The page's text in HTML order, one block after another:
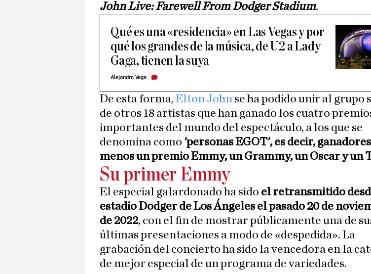
John Live: Farewell From Dodger Stadium.
Qué es una «residencia» en Las Vegas y por
qué los grandes de la música, de U2 a Lady
Gaga, tienen la suya
Alejandro Vega
De esta forma, Elton John se ha podido unir al grupo
de otros 18 artistas que han ganado los cuatro
importantes del mundo del espectáculo, a los que se
denomina como 'personas EGOT', es decir,
menos un premio Emmy, un Grammy, un Oscar y un
Su primer Emmy
El especial galardonado ha sido el retransmitido
estadio Dodger de Los Ángeles el pasado 20 de
de 2022, con el fin de mostrar públicamente una de
últimas presentaciones a modo de «despedida». La
grabación del concierto ha sido la vencedora en la
de mejor especial de un programa de variedades.